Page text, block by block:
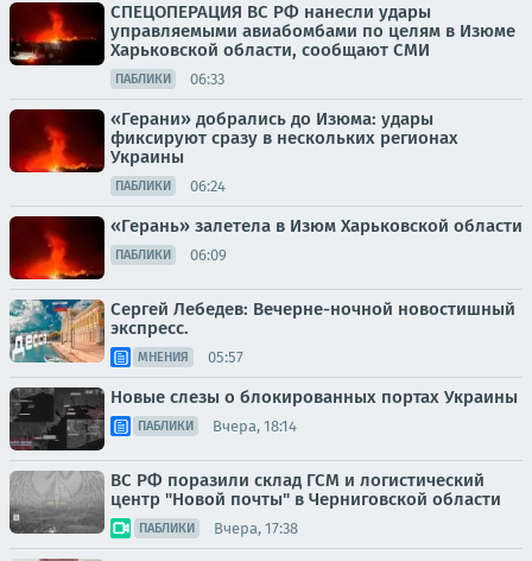
СПЕЦОПЕРАЦИЯ ВС РФ нанесли удары
управляемыми авиабомбами по целям в Изюме
Харьковской области, сообщают СМИ
ПАБЛИКИ 06:33
«Герани» добрались до Изюма: удары
фиксируют сразу в нескольких регионах
Украины
ПАБЛИКИ 06:24
«Герань» залетела в Изюм Харьковской области
ПАБЛИКИ 06:09
Сергей Лебедев: Вечерне-ночной новостишный
экспресс.
МНЕНИЯ 05:57
Новые слезы о блокированных портах Украины
ПАБЛИКИ Вчера, 18:14
ВС РФ поразили склад ГСМ и логистический
центр "Новой почты" в Черниговской области
ПАБЛИКИ Вчера, 17:38